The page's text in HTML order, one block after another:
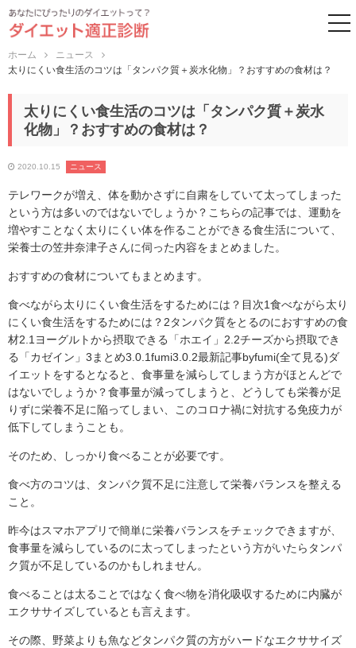
ホーム
ニュース
太りにくい食生活のコツは「タンパク質＋炭水化物」？おすすめの食材は？
太りにくい食生活のコツは「タンパク質＋炭水
化物」？おすすめの食材は？
2020.10.15 ニュース
テレワークが増え、体を動かさずに自粛をしていて太ってしまった
という方は多いのではないでしょうか？こちらの記事では、運動を
増やすことなく太りにくい体を作ることができる食生活について、
栄養士の笠井奈津子さんに伺った内容をまとめました。
おすすめの食材についてもまとめます。
食べながら太りにくい食生活をするためには？目次1食べながら太り
にくい食生活をするためには？2タンパク質をとるのにおすすめの食
材2.1ヨーグルトから摂取できる「ホエイ」2.2チーズから摂取でき
る「カゼイン」3まとめ3.0.1fumi3.0.2最新記事byfumi(全て見る)ダ
イエットをするとなると、食事量を減らしてしまう方がほとんどで
はないでしょうか？食事量が減ってしまうと、どうしても栄養が足
りずに栄養不足に陥ってしまい、このコロナ禍に対抗する免疫力が
低下してしまうことも。
そのため、しっかり食べることが必要です。
食べ方のコツは、タンパク質不足に注意して栄養バランスを整える
こと。
昨今はスマホアプリで簡単に栄養バランスをチェックできますが、
食事量を減らしているのに太ってしまったという方がいたらタンパ
ク質が不足しているのかもしれません。
食べることは太ることではなく食べ物を消化吸収するために内臓が
エクササイズしているとも言えます。
その際、野菜よりも魚などタンパク質の方がハードなエクササイズ